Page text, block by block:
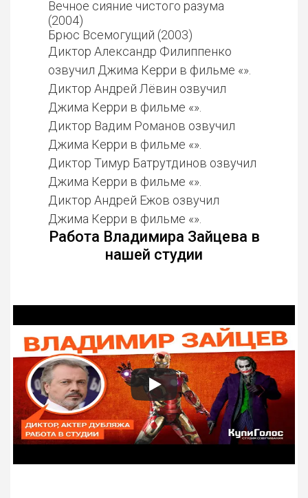
Вечное сияние чистого разума
(2004)
Брюс Всемогущий (2003)
Диктор Александр Филиппенко
озвучил Джима Керри в фильме «».
Диктор Андрей Лёвин озвучил
Джима Керри в фильме «».
Диктор Вадим Романов озвучил
Джима Керри в фильме «».
Диктор Тимур Батрутдинов озвучил
Джима Керри в фильме «».
Диктор Андрей Ежов озвучил
Джима Керри в фильме «».
Работа Владимира Зайцева в
нашей студии